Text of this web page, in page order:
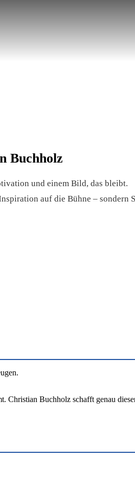
Buchholz
und einem Bild, das bleibt.
auf die Bühne – sondern
Christian Buchholz schafft genau